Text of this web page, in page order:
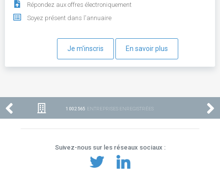
Répondez aux offres électroniquement
Soyez présent dans l'annuaire
Je m'inscris En savoir plus
1 002 565 ENTREPRISES ENREGISTRÉES
Suivez-nous sur les réseaux sociaux :